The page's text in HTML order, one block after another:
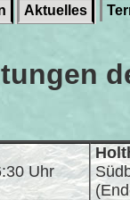
Aktuelles
Uhr